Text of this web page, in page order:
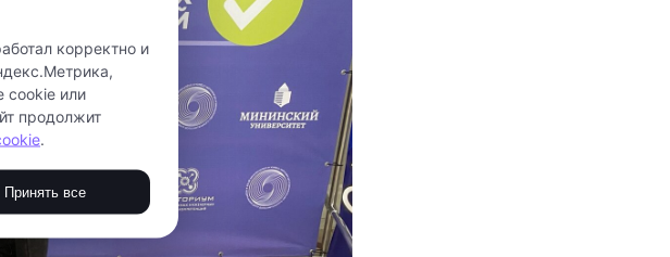
корректно и
cookie или
продолжит
.
Принять все